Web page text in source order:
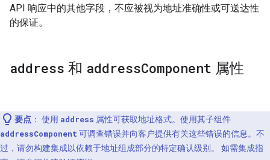
API 响应中的其他字段，不应被视为地址准确性或可送达性
的保证。
address 和 addressComponent 属性
要点 ： 使用 address 属性可获取地址格式。使用其子组件
addressComponent 可调查错误并向客户提供有关这些错误的信息。不
过，请勿构建集成以依赖于地址组成部分的特定确认级别。 如需集成指